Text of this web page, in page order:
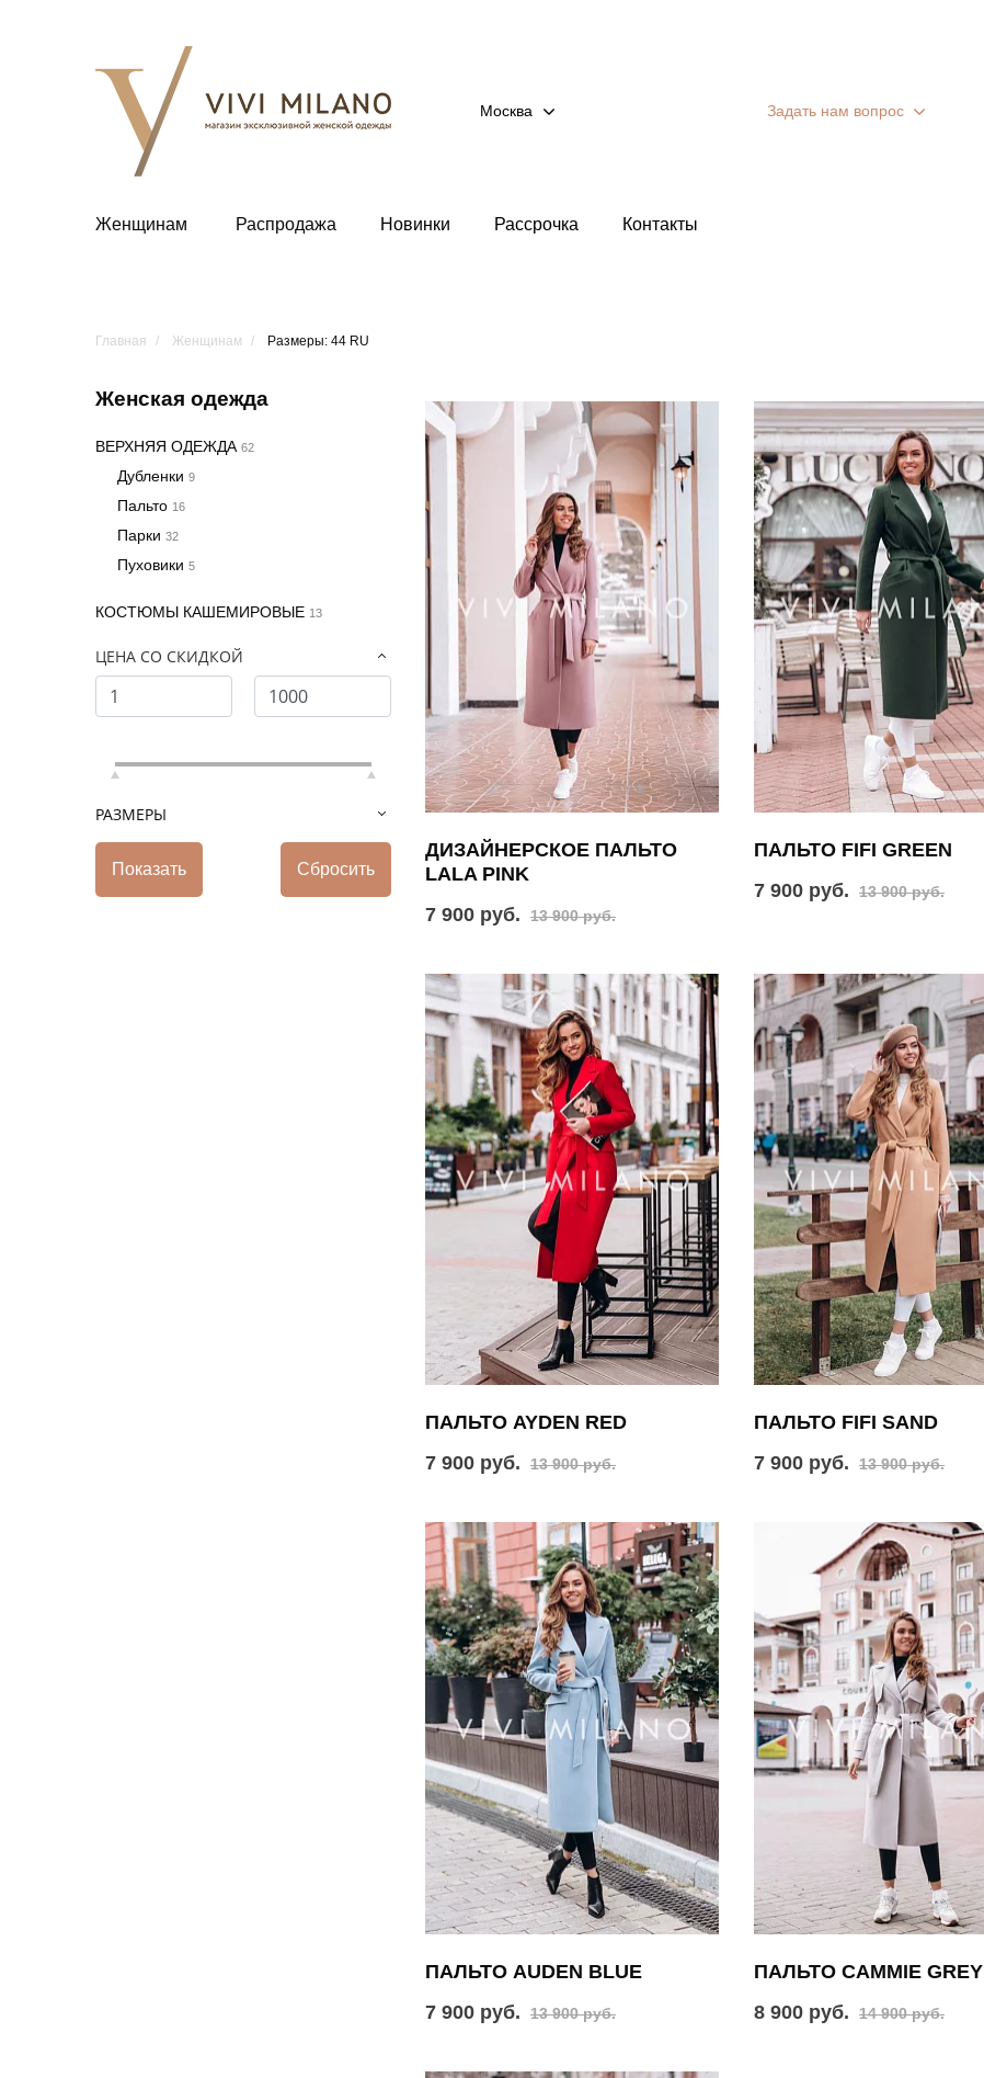
Москва Задать нам вопрос
Женщинам Распродажа Новинки Рассрочка Контакты
Главная Женщинам Размеры: 44 RU
Женская одежда
ВЕРХНЯЯ ОДЕЖДА 62
Дубленки 9
Пальто 16
Парки 32
Пуховики 5
КОСТЮМЫ КАШЕМИРОВЫЕ 13
ЦЕНА СО СКИДКОЙ
РАЗМЕРЫ
ДИЗАЙНЕРСКОЕ ПАЛЬТО
LALA PINK
7 900 руб.
13 900 руб.
ПАЛЬТО FIFI GREEN
7 900 руб.
13 900 руб.
ПАЛЬТО AYDEN RED
7 900 руб.
13 900 руб.
ПАЛЬТО FIFI SAND
7 900 руб.
13 900 руб.
ПАЛЬТО AUDEN BLUE
7 900 руб.
13 900 руб.
ПАЛЬТО CAMMIE GREY
8 900 руб.
14 900 руб.